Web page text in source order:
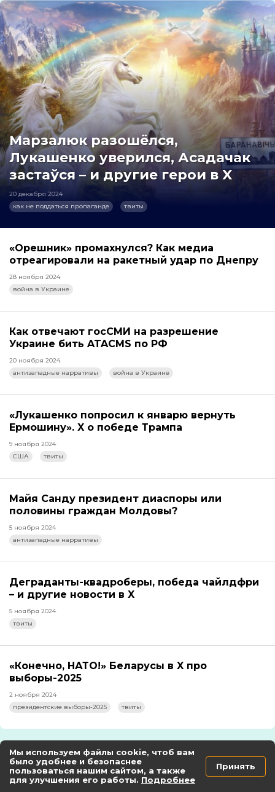
Марзалюк разошёлся,
Лукашенко уверился, Асадачак
застаўся – и другие герои в X
20 декабря 2024
как не поддаться пропаганде
твиты
«Орешник» промахнулся? Как медиа
отреагировали на ракетный удар по Днепру
28 ноября 2024
война в Украине
Как отвечают госСМИ на разрешение
Украине бить ATACMS по РФ
20 ноября 2024
антизападные нарративы
война в Украине
«Лукашенко попросил к январю вернуть
Ермошину». X о победе Трампа
9 ноября 2024
США
твиты
Майя Санду президент диаспоры или
половины граждан Молдовы?
5 ноября 2024
антизападные нарративы
Деграданты-квадроберы, победа чайлдфри
– и другие новости в X
5 ноября 2024
твиты
«Конечно, НАТО!» Беларусы в X про
выборы-2025
2 ноября 2024
президентские выборы-2025
твиты
Видео
Мы используем файлы cookie, чтоб вам
было удобнее и безопаснее
пользоваться нашим сайтом, а также
для улучшения его работы. Подробнее
Принять